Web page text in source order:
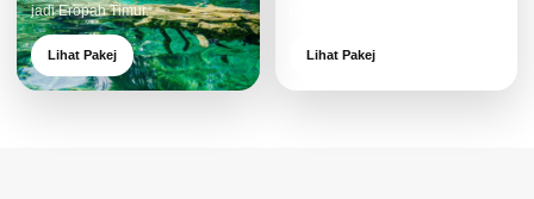
jadi Eropah Timur.
Lihat Pakej Lihat Pakej